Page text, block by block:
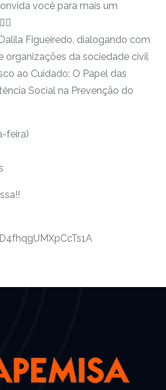
você para mais um
Figueiredo, dialogando com
organizações da sociedade civil
ao Cuidado: O Papel das
Social na Prevenção do
feira)